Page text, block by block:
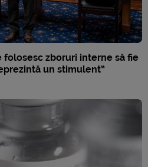
folosesc zboruri interne să fie
un stimulent”